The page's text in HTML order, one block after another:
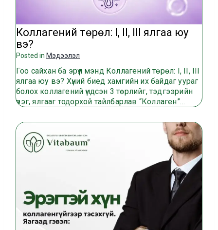
Коллагений төрөл: I, II, III ялгаа юу
вэ?
Posted in Мэдээлэл
Гоо сайхан ба эрүүл мэнд Коллагений төрөл: I, II, III
ялгаа юу вэ? Хүний биед хамгийн их байдаг уураг
болох коллагений үндсэн 3 төрлийг, тэдгээрийн
үүрэг, ялгааг тодорхой тайлбарлав “Коллаген”…